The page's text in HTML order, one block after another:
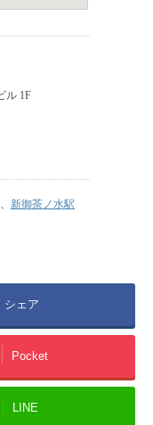
、 新御茶ノ水駅
シェア
Pocket
LINE